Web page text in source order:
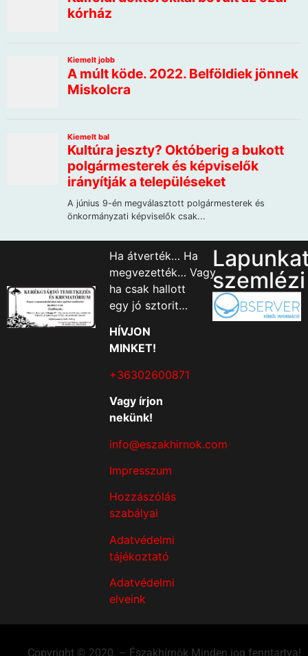
Ha átverték… Ha
megvezették… Vagy
ha csak hallott
egy jó sztorit…
HÍVJON
MINKET!
+36302600871
Vagy írjon
nekünk!
info@eszakhirnok.com
Impresszum
Hozzászólás
szabályai
Adatvédelmi
tájékoztató
Adatvédelmi
elveink
szemlézi
Copyright © 2020. – Északhírnök Minden jog fenntartva!